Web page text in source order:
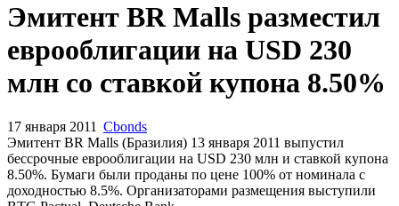
Эмитент BR Malls разместил
еврооблигации на USD 230
млн со ставкой купона 8.50%
17 января 2011 Cbonds
Эмитент BR Malls (Бразилия) 13 января 2011 выпустил
бессрочные еврооблигации на USD 230 млн и ставкой купона
8.50%. Бумаги были проданы по цене 100% от номинала с
доходностью 8.5%. Организаторами размещения выступили